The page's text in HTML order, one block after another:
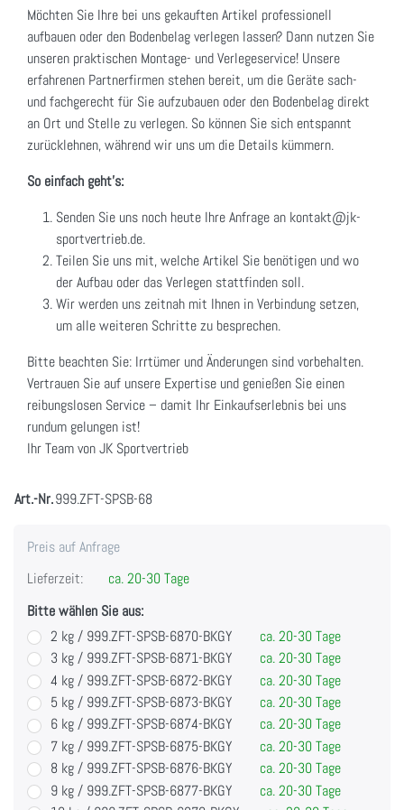
Möchten Sie Ihre bei uns gekauften Artikel professionell
aufbauen oder den Bodenbelag verlegen lassen? Dann nutzen Sie
unseren praktischen Montage- und Verlegeservice! Unsere
erfahrenen Partnerfirmen stehen bereit, um die Geräte sach-
und fachgerecht für Sie aufzubauen oder den Bodenbelag direkt
an Ort und Stelle zu verlegen. So können Sie sich entspannt
zurücklehnen, während wir uns um die Details kümmern.
So einfach geht's:
Senden Sie uns noch heute Ihre Anfrage an kontakt@jk-
sportvertrieb.de.
Teilen Sie uns mit, welche Artikel Sie benötigen und wo
der Aufbau oder das Verlegen stattfinden soll.
Wir werden uns zeitnah mit Ihnen in Verbindung setzen,
um alle weiteren Schritte zu besprechen.
Bitte beachten Sie: Irrtümer und Änderungen sind vorbehalten.
Vertrauen Sie auf unsere Expertise und genießen Sie einen
reibungslosen Service – damit Ihr Einkaufserlebnis bei uns
rundum gelungen ist!
Ihr Team von JK Sportvertrieb
Art.-Nr.999.ZFT-SPSB-68
Preis auf Anfrage
Lieferzeit:
ca. 20-30 Tage
Bitte wählen Sie aus:
2 kg / 999.ZFT-SPSB-6870-BKGY
ca. 20-30 Tage
3 kg / 999.ZFT-SPSB-6871-BKGY
ca. 20-30 Tage
4 kg / 999.ZFT-SPSB-6872-BKGY
ca. 20-30 Tage
5 kg / 999.ZFT-SPSB-6873-BKGY
ca. 20-30 Tage
6 kg / 999.ZFT-SPSB-6874-BKGY
ca. 20-30 Tage
7 kg / 999.ZFT-SPSB-6875-BKGY
ca. 20-30 Tage
8 kg / 999.ZFT-SPSB-6876-BKGY
ca. 20-30 Tage
9 kg / 999.ZFT-SPSB-6877-BKGY
ca. 20-30 Tage